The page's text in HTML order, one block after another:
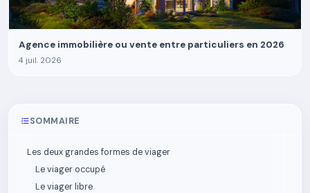
Agence immobilière ou vente entre particuliers en 2026
4 juil. 2026
SOMMAIRE
Les deux grandes formes de viager
Le viager occupé
Le viager libre